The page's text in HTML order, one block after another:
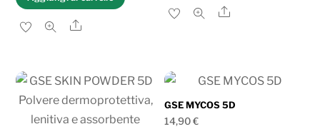
Share
Share
GSE MYCOS 5D
14,90€